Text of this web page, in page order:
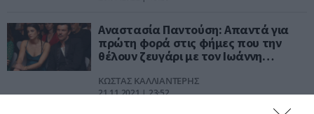
Αναστασία Παντούση: Απαντά για
πρώτη φορά στις φήμες που την
θέλουν ζευγάρι με τον Ιωάννη
ΚΩΣΤΑΣ ΚΑΛΛΙΑΝΤΕΡΗΣ
21.11.2021 | 23:52